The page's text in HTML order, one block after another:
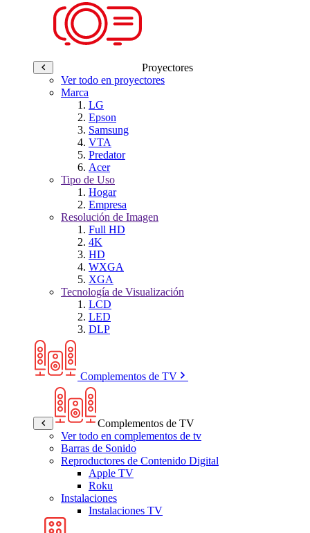
Proyectores
Ver todo en proyectores
Marca
LG
Epson
Samsung
VTA
Predator
Acer
Tipo de Uso
Hogar
Empresa
Resolución de Imagen
Full HD
4K
HD
WXGA
XGA
Tecnología de Visualización
LCD
LED
DLP
Complementos de TV
Complementos de TV
Ver todo en complementos de tv
Barras de Sonido
Reproductores de Contenido Digital
Apple TV
Roku
Instalaciones
Instalaciones TV